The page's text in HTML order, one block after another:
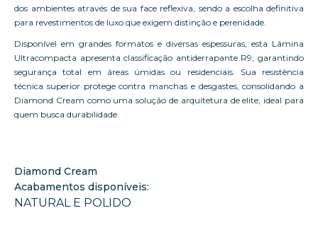
dos ambientes através de sua face reflexiva, sendo a escolha definitiva
para revestimentos de luxo que exigem distinção e perenidade.
Disponível em grandes formatos e diversas espessuras, esta Lâmina
Ultracompacta apresenta classificação antiderrapante R9, garantindo
segurança total em áreas úmidas ou residenciais. Sua resistência
técnica superior protege contra manchas e desgastes, consolidando a
Diamond Cream como uma solução de arquitetura de elite, ideal para
quem busca durabilidade.
Diamond Cream
Acabamentos disponíveis:
NATURAL E POLIDO